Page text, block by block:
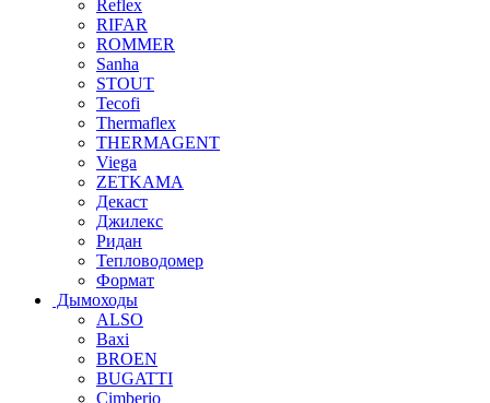
Reflex
RIFAR
ROMMER
Sanha
STOUT
Tecofi
Thermaflex
THERMAGENT
Viega
ZETKAMA
Декаст
Джилекс
Ридан
Тепловодомер
Формат
Дымоходы
ALSO
Baxi
BROEN
BUGATTI
Cimberio